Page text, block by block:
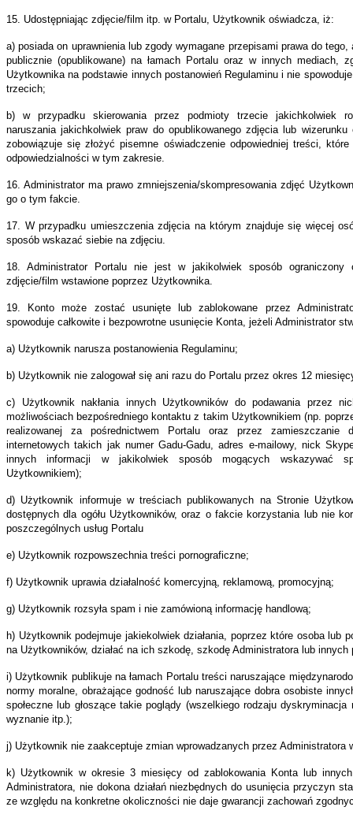
15. Udostępniając zdjęcie/film itp. w Portalu, Użytkownik oświadcza, iż:
a) posiada on uprawnienia lub zgody wymagane przepisami prawa do
publicznie (opublikowane) na łamach Portalu oraz w innych mediach,
Użytkownika na podstawie innych postanowień Regulaminu i nie
trzecich;
b) w przypadku skierowania przez podmioty trzecie jakichkolwiek
naruszania jakichkolwiek praw do opublikowanego zdjęcia lub
zobowiązuje się złożyć pisemne oświadczenie odpowiedniej treści,
odpowiedzialności w tym zakresie.
16. Administrator ma prawo zmniejszenia/skompresowania zdjęć
go o tym fakcie.
17. W przypadku umieszczenia zdjęcia na którym znajduje się więcej
sposób wskazać siebie na zdjęciu.
18. Administrator Portalu nie jest w jakikolwiek sposób
zdjęcie/film wstawione poprzez Użytkownika.
19. Konto może zostać usunięte lub zablokowane przez
spowoduje całkowite i bezpowrotne usunięcie Konta, jeżeli Administrator
a) Użytkownik narusza postanowienia Regulaminu;
b) Użytkownik nie zalogował się ani razu do Portalu przez okres 12
c) Użytkownik nakłania innych Użytkowników do podawania przez
możliwościach bezpośredniego kontaktu z takim Użytkownikiem (np.
realizowanej za pośrednictwem Portalu oraz przez zamieszczanie
internetowych takich jak numer Gadu-Gadu, adres e-mailowy, nick
innych informacji w jakikolwiek sposób mogących wskazywać
Użytkownikiem);
d) Użytkownik informuje w treściach publikowanych na Stronie
dostępnych dla ogółu Użytkowników, oraz o fakcie korzystania lub nie
poszczególnych usług Portalu
e) Użytkownik rozpowszechnia treści pornograficzne;
f) Użytkownik uprawia działalność komercyjną, reklamową, promocyjną;
g) Użytkownik rozsyła spam i nie zamówioną informację handlową;
h) Użytkownik podejmuje jakiekolwiek działania, poprzez które osoba lub
na Użytkowników, działać na ich szkodę, szkodę Administratora lub
i) Użytkownik publikuje na łamach Portalu treści naruszające
normy moralne, obrażające godność lub naruszające dobra osobiste
społeczne lub głoszące takie poglądy (wszelkiego rodzaju
wyznanie itp.);
j) Użytkownik nie zaakceptuje zmian wprowadzanych przez Administratora
k) Użytkownik w okresie 3 miesięcy od zablokowania Konta lub
Administratora, nie dokona działań niezbędnych do usunięcia przyczyn
ze względu na konkretne okoliczności nie daje gwarancji zachowań